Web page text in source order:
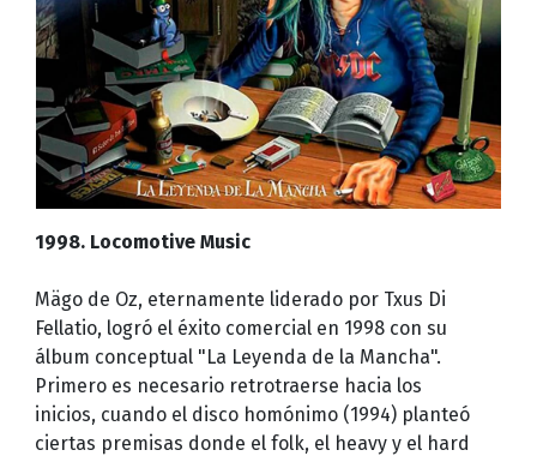
1998. Locomotive Music
Mägo de Oz, eternamente liderado por Txus Di
Fellatio, logró el éxito comercial en 1998 con su
álbum conceptual "La Leyenda de la Mancha".
Primero es necesario retrotraerse hacia los
inicios, cuando el disco homónimo (1994) planteó
ciertas premisas donde el folk, el heavy y el hard